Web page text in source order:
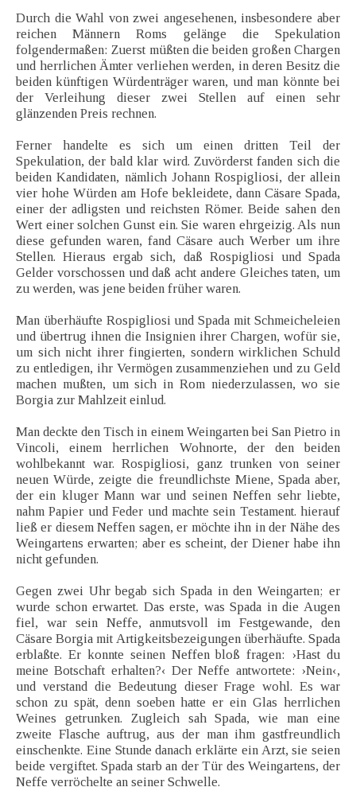
Durch die Wahl von zwei angesehenen, insbesondere aber
reichen Männern Roms gelänge die Spekulation
folgendermaßen: Zuerst müßten die beiden großen Chargen
und herrlichen Ämter verliehen werden, in deren Besitz die
beiden künftigen Würdenträger waren, und man könnte bei
der Verleihung dieser zwei Stellen auf einen sehr
glänzenden Preis rechnen.
Ferner handelte es sich um einen dritten Teil der
Spekulation, der bald klar wird. Zuvörderst fanden sich die
beiden Kandidaten, nämlich Johann Rospigliosi, der allein
vier hohe Würden am Hofe bekleidete, dann Cäsare Spada,
einer der adligsten und reichsten Römer. Beide sahen den
Wert einer solchen Gunst ein. Sie waren ehrgeizig. Als nun
diese gefunden waren, fand Cäsare auch Werber um ihre
Stellen. Hieraus ergab sich, daß Rospigliosi und Spada
Gelder vorschossen und daß acht andere Gleiches taten, um
zu werden, was jene beiden früher waren.
Man überhäufte Rospigliosi und Spada mit Schmeicheleien
und übertrug ihnen die Insignien ihrer Chargen, wofür sie,
um sich nicht ihrer fingierten, sondern wirklichen Schuld
zu entledigen, ihr Vermögen zusammenziehen und zu Geld
machen mußten, um sich in Rom niederzulassen, wo sie
Borgia zur Mahlzeit einlud.
Man deckte den Tisch in einem Weingarten bei San Pietro in
Vincoli, einem herrlichen Wohnorte, der den beiden
wohlbekannt war. Rospigliosi, ganz trunken von seiner
neuen Würde, zeigte die freundlichste Miene, Spada aber,
der ein kluger Mann war und seinen Neffen sehr liebte,
nahm Papier und Feder und machte sein Testament. hierauf
ließ er diesem Neffen sagen, er möchte ihn in der Nähe des
Weingartens erwarten; aber es scheint, der Diener habe ihn
nicht gefunden.
Gegen zwei Uhr begab sich Spada in den Weingarten; er
wurde schon erwartet. Das erste, was Spada in die Augen
fiel, war sein Neffe, anmutsvoll im Festgewande, den
Cäsare Borgia mit Artigkeitsbezeigungen überhäufte. Spada
erblaßte. Er konnte seinen Neffen bloß fragen: ›Hast du
meine Botschaft erhalten?‹ Der Neffe antwortete: ›Nein‹,
und verstand die Bedeutung dieser Frage wohl. Es war
schon zu spät, denn soeben hatte er ein Glas herrlichen
Weines getrunken. Zugleich sah Spada, wie man eine
zweite Flasche auftrug, aus der man ihm gastfreundlich
einschenkte. Eine Stunde danach erklärte ein Arzt, sie seien
beide vergiftet. Spada starb an der Tür des Weingartens, der
Neffe verröchelte an seiner Schwelle.